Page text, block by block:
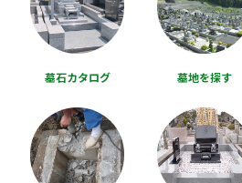
墓石カタログ 墓地を探す